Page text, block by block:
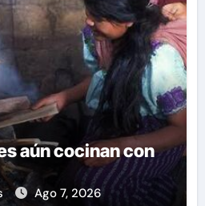
aún cocinan con
Ago 7, 2026